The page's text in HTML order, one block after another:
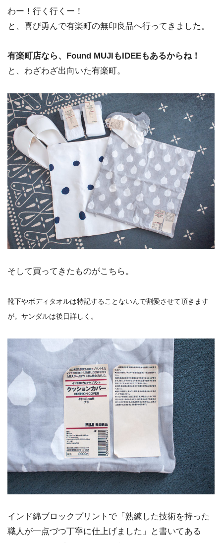
わー！行く行くー！
と、喜び勇んで有楽町の無印良品へ行ってきました。
有楽町店なら、Found MUJIもIDEEもあるからね！
と、わざわざ出向いた有楽町。
そして買ってきたものがこちら。
靴下やボディタオルは特記することないんで割愛させて頂きます
が。サンダルは後日詳しく。
インド綿ブロックプリントで「熟練した技術を持った
職人が一点づつ丁寧に仕上げました」と書いてある